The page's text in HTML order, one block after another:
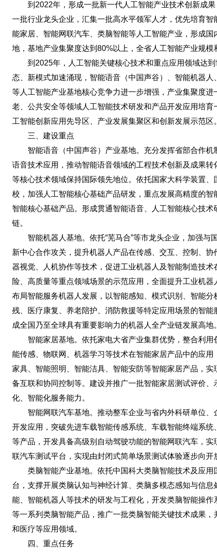
到2022年，形成一批新一代人工智能产业技术创新成果
一批行业龙头企业，汇集一批高水平领军人才，优先培育
能家居、智能网联汽车、类脑智能等人工智能产业，形成
地，基地产业集聚度达到80%以上，全省人工智能产业规
到2025年，人工智能关键核心技术和重点应用领域达到
态、新模式加速涌现，智能语音（中国声谷）、智能机器
等人工智能产业基地核心竞争力进一步增强，产业集聚度
老、公共安全等领域人工智能技术研发和产品开发应用培
工智能创新应用先导区、产业发展集聚区和创新发展示范区
三、建设重点
智能语音（中国声谷）产业基地。充分发挥省部合作机
语音技术应用，推动智能语音领域的工程技术创新及成果
等核心技术领域保持国际领先地位。依托国家大科学装置
校，加强人工智能核心基础产品研发，重点发展高精度的
智能核心基础产品。形成贯通智能语音、人工智能核心技
链。
智能机器人基地。依托“芜马合”等市龙头企业，加强与
新中心合作攻关，提升机器人产品在传感、交互、控制、
器视觉、人机协作等技术，促进工业机器人及智能制造技
险、高质量等重点领域场景的示范应用，全面提升工业机
布局智能服务机器人发展，以智能感知、模式识别、智能
残、医疗康复、养老陪护、消防救援等特定应用场景的智
成全国乃至全球具有重要影响力的机器人全产业链发展高地
智能家居基地。依托家电大省产业集群优势，整合利用
能传感、物联网、机器学习等技术在智能家居产品中的应
家具、智能照明、智能洁具、智能安防等智能家居产品，
备互联和协同控制等。建设并推广一批智能家居测试评价
化、智能化服务能力。
智能网联汽车基地。推动整车企业与省内外科研单位、
开发应用，突破先进车载智能传感系统、车载智能终端系
等产品，开发具备高级别自动驾驶功能的智能网联汽车，
联汽车测试平台，实现由封闭式简单场景测试体验逐步向开
类脑智能产业基地。依托中国科大类脑智能技术及应用
台，支撑开展类脑认知与神经计算、类脑多模态感知与信
能、智能机器人等技术的研发与工程化，开发类脑智能操
等一系列类脑智能产品，推广一批类脑智能关键技术成果
和医疗等应用领域。
四、重点任务